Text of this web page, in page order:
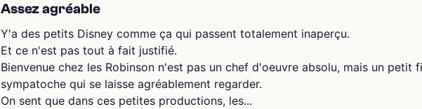
Assez agréable
Y'a des petits Disney comme ça qui passent totalement inaperçu.
Et ce n'est pas tout à fait justifié.
Bienvenue chez les Robinson n'est pas un chef d'oeuvre absolu, mais un petit
sympatoche qui se laisse agréablement regarder.
On sent que dans ces petites productions, les...